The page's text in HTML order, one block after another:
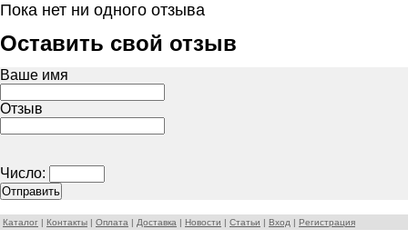
Пока нет ни одного отзыва
Оставить свой отзыв
Ваше имя
Отзыв
Число:
Каталог | Контакты | Оплата | Доставка | Новости | Статьи | Вход | Регистрация